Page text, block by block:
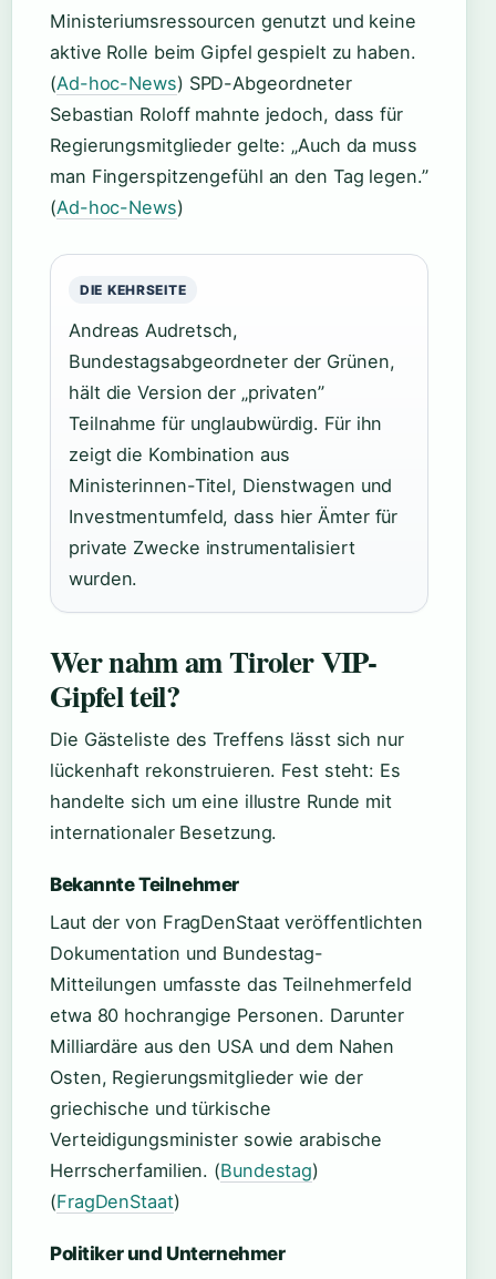
Ministeriumsressourcen genutzt und keine
aktive Rolle beim Gipfel gespielt zu haben.
(Ad-hoc-News) SPD-Abgeordneter
Sebastian Roloff mahnte jedoch, dass für
Regierungsmitglieder gelte: „Auch da muss
man Fingerspitzengefühl an den Tag legen.”
(Ad-hoc-News)
DIE KEHRSEITE
Andreas Audretsch,
Bundestagsabgeordneter der Grünen,
hält die Version der „privaten”
Teilnahme für unglaubwürdig. Für ihn
zeigt die Kombination aus
Ministerinnen-Titel, Dienstwagen und
Investmentumfeld, dass hier Ämter für
private Zwecke instrumentalisiert
wurden.
Wer nahm am Tiroler VIP-
Gipfel teil?
Die Gästeliste des Treffens lässt sich nur
lückenhaft rekonstruieren. Fest steht: Es
handelte sich um eine illustre Runde mit
internationaler Besetzung.
Bekannte Teilnehmer
Laut der von FragDenStaat veröffentlichten
Dokumentation und Bundestag-
Mitteilungen umfasste das Teilnehmerfeld
etwa 80 hochrangige Personen. Darunter
Milliardäre aus den USA und dem Nahen
Osten, Regierungsmitglieder wie der
griechische und türkische
Verteidigungsminister sowie arabische
Herrscherfamilien. (Bundestag)
(FragDenStaat)
Politiker und Unternehmer